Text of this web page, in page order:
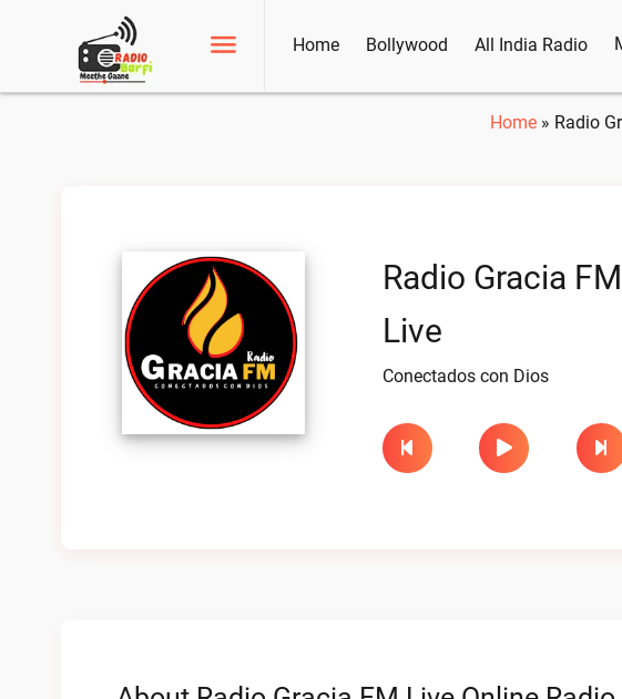
Home Bollywood All India Radio
Home » Radio
Radio Gracia FM
Live
Conectados con Dios